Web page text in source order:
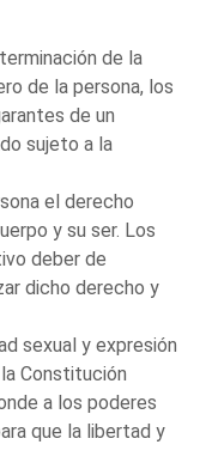
de la
de la persona, los
de un
sujeto a la
el derecho
y su ser. Los
deber de
dicho derecho y
sexual y expresión
Constitución
a los poderes
que la libertad y